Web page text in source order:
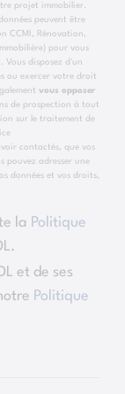
projet immobilier.
peuvent être
CCMI, Rénovation,
pour vous
Vous disposez d'un
ou exercer votre droit
vous opposer
de prospection à tout
sur le traitement de
contactés, que vos
pouvez adresser une
données et vos droits,
la Politique
et de ses
Politique